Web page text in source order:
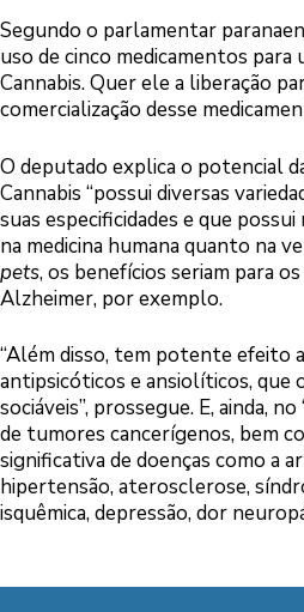
Segundo o parlamentar
uso de cinco medicamentos para
Cannabis. Quer ele a liberação
comercialização desse
O deputado explica o potencial
Cannabis “possui diversas
suas especificidades e que
na medicina humana quanto na
pets, os benefícios seriam para
Alzheimer, por exemplo.
“Além disso, tem potente efeito
antipsicóticos e ansiolíticos, que
sociáveis”, prossegue. E, ainda,
de tumores cancerígenos, bem
significativa de doenças como a
hipertensão, aterosclerose,
isquêmica, depressão, dor